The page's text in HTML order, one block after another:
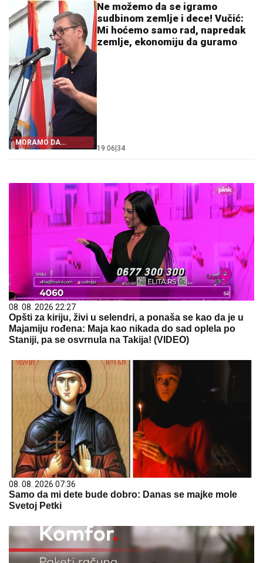
MORAMO DA
BUDEMO
Ne možemo da se igramo
sudbinom zemlje i dece! Vučić:
Mi hoćemo samo rad, napredak
zemlje, ekonomiju da guramo
19:06 34
08. 08. 2026 22:27
Opšti za kiriju, živi u selendri, a ponaša se kao da je u
Majamiju rođena: Maja kao nikada do sad oplela po
Staniji, pa se osvrnula na Takija! (VIDEO)
08. 08. 2026 07:36
Samo da mi dete bude dobro: Danas se majke mole
Svetoj Petki